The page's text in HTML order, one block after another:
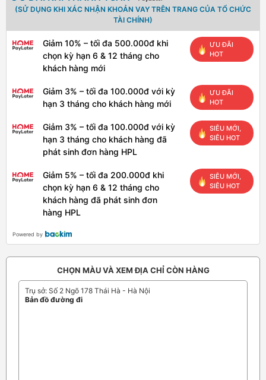
(SỬ DỤNG KHI XÁC NHẬN KHOẢN VAY TRÊN TRANG CỦA TỔ CHỨC
TÀI CHÍNH)
Giảm 10% – tối đa 500.000đ khi
chọn kỳ hạn 6 & 12 tháng cho
khách hàng mới
ƯU ĐÃI
HOT
Giảm 3% – tối đa 100.000đ với kỳ
hạn 3 tháng cho khách hàng mới
ƯU ĐÃI
HOT
Giảm 3% – tối đa 100.000đ với kỳ
hạn 3 tháng cho khách hàng đã
phát sinh đơn hàng HPL
SIÊU MỚI,
SIÊU HOT
Giảm 5% – tối đa 200.000đ khi
chọn kỳ hạn 6 & 12 tháng cho
khách hàng đã phát sinh đơn
hàng HPL
SIÊU MỚI,
SIÊU HOT
Powered by
CHỌN MÀU VÀ XEM ĐỊA CHỈ CÒN HÀNG
Trụ sở: Số 2 Ngõ 178 Thái Hà - Hà Nội
Bản đồ đường đi